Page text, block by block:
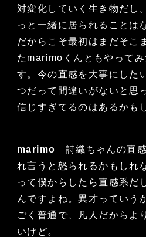
対変化していく生き物だし
っと一緒に居られることは
だからこそ最初はまだそこ
たmarimoくんともやって
す。今の直感を大事にした
つだって間違いがないと思
信じすぎてるのはあるかも
marimo 詩織ちゃんの直
れ言うと怒られるかもしれ
って僕からしたら直感系だ
んですよね。異才っていう
ごく普通で、凡人だからよ
いけど。